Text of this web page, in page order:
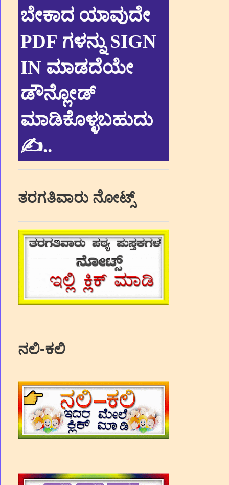
ಬೇಕಾದ ಯಾವುದೇ
PDF ಗಳನ್ನು SIGN
IN ಮಾಡದೆಯೇ
ಡೌನ್ಲೋಡ್
ಮಾಡಿಕೊಳ್ಳಬಹುದು
✍..
ತರಗತಿವಾರು ನೋಟ್ಸ್
ನಲಿ-ಕಲಿ